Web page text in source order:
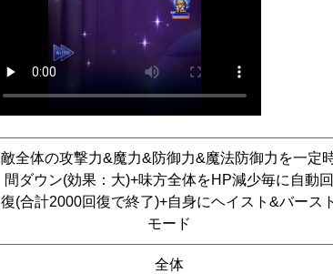
敵全体の攻撃力&魔力&防御力&魔法防御力を一定
間ダウン(効果：大)+味方全体をHP減少毎に自動回
復(合計2000回復で終了)+自身にヘイスト&バース
モード
全体